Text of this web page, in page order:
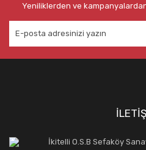
Yeniliklerden ve
İkitelli O.S.B Sefaköy